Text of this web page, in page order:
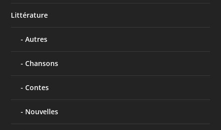
Littérature
Autres
Chansons
Contes
Nouvelles